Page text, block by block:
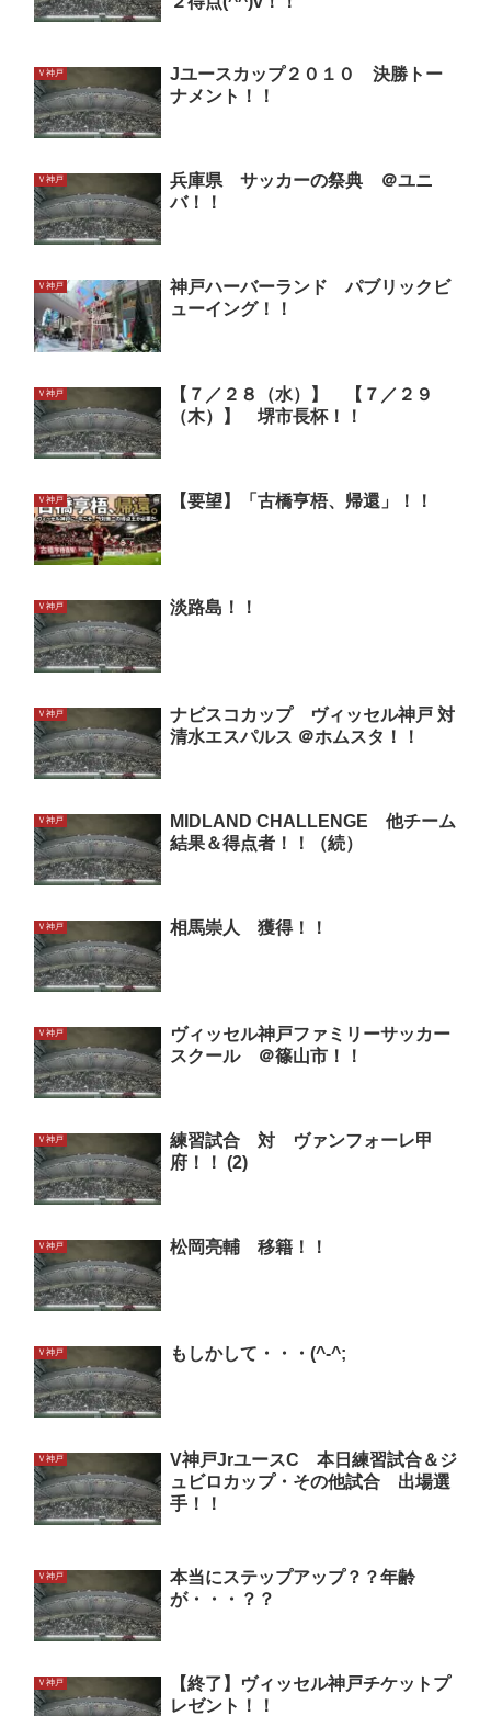
Ｖ神戸
Jユースカップ２０１０ 決勝トー
ナメント！！
Ｖ神戸
兵庫県 サッカーの祭典 ＠ユニ
バ！！
Ｖ神戸
神戸ハーバーランド パブリックビ
ューイング！！
Ｖ神戸
【７／２８（水）】 【７／２９
（木）】 堺市長杯！！
Ｖ神戸 【要望】「古橋亨梧、帰還」！！
Ｖ神戸 淡路島！！
Ｖ神戸
ナビスコカップ ヴィッセル神戸 対
清水エスパルス ＠ホムスタ！！
Ｖ神戸
MIDLAND CHALLENGE 他チーム
結果＆得点者！！（続）
Ｖ神戸 相馬崇人 獲得！！
Ｖ神戸
ヴィッセル神戸ファミリーサッカー
スクール ＠篠山市！！
Ｖ神戸
練習試合 対 ヴァンフォーレ甲
府！！ (2)
Ｖ神戸 松岡亮輔 移籍！！
Ｖ神戸 もしかして・・・(^-^;
Ｖ神戸
V神戸JrユースC 本日練習試合＆ジ
ュビロカップ・その他試合 出場選
手！！
Ｖ神戸
本当にステップアップ？？年齢
が・・・？？
Ｖ神戸
【終了】ヴィッセル神戸チケットプ
レゼント！！